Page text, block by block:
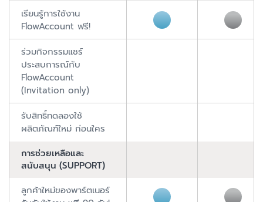
เรียนรู้การใช้งาน
FlowAccount ฟรี!
ร่วมกิจกรรมแชร์
ประสบการณ์กับ
FlowAccount
(Invitation only)
รับสิทธิ์ทดลองใช้
ผลิตภัณฑ์ใหม่ ก่อนใคร
การช่วยเหลือและ
สนับสนุน (SUPPORT)
ลูกค้าใหม่ของพาร์ตเนอร์